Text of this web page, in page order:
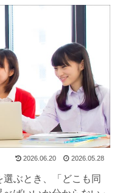
2026.06.20 2026.05.28
ぶとき、「どこも同